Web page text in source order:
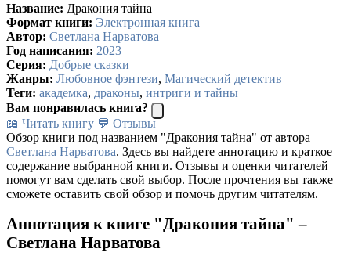
Название: Дракония тайна
Формат книги: Электронная книга
Автор: Светлана Нарватова
Год написания: 2023
Серия: Добрые сказки
Жанры: Любовное фэнтези, Магический детектив
Теги: академка, драконы, интриги и тайны
Вам понравилась книга?
📖 Читать книгу 💬 Отзывы
Обзор книги под названием "Дракония тайна" от автора
Светлана Нарватова. Здесь вы найдете аннотацию и краткое
содержание выбранной книги. Отзывы и оценки читателей
помогут вам сделать свой выбор. После прочтения вы также
сможете оставить свой обзор и помочь другим читателям.
Аннотация к книге "Дракония тайна" –
Светлана Нарватова